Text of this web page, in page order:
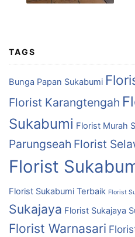
TAGS
Bunga Papan Sukabumi
Florist Karangtengah
Sukabumi Florist Murah
Parungseah Florist
Florist
Florist Sukabumi Terbaik Florist
Sukajaya Florist Sukajaya
Florist Warnasari